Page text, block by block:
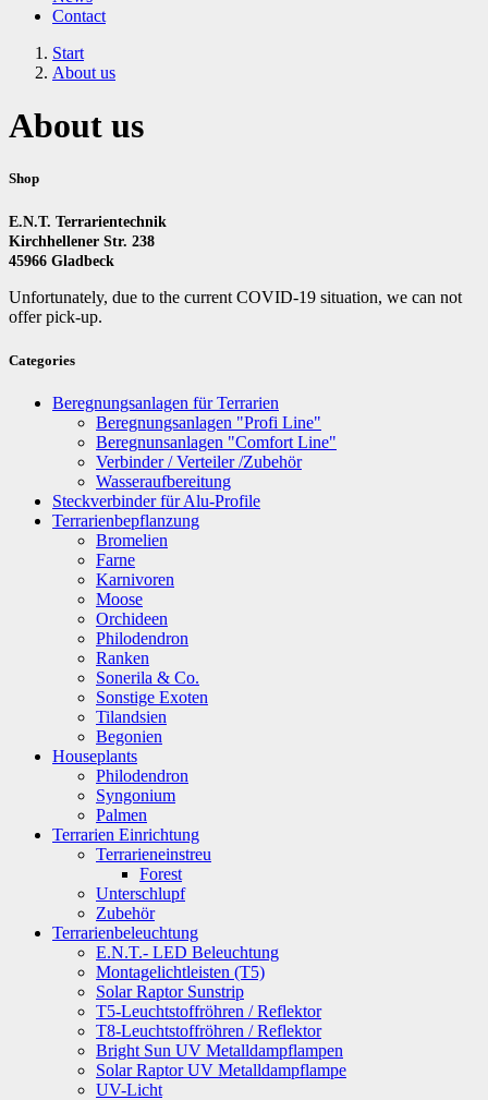
Contact
Start
About us
About us
Shop
E.N.T. Terrarientechnik
Kirchhellener Str. 238
45966 Gladbeck
Unfortunately, due to the current COVID-19 situation, we can not
offer pick-up.
Categories
Beregnungsanlagen für Terrarien
Beregnungsanlagen "Profi Line"
Beregnunsanlagen "Comfort Line"
Verbinder / Verteiler /Zubehör
Wasseraufbereitung
Steckverbinder für Alu-Profile
Terrarienbepflanzung
Bromelien
Farne
Karnivoren
Moose
Orchideen
Philodendron
Ranken
Sonerila & Co.
Sonstige Exoten
Tilandsien
Begonien
Houseplants
Philodendron
Syngonium
Palmen
Terrarien Einrichtung
Terrarieneinstreu
Forest
Unterschlupf
Zubehör
Terrarienbeleuchtung
E.N.T.- LED Beleuchtung
Montagelichtleisten (T5)
Solar Raptor Sunstrip
T5-Leuchtstoffröhren / Reflektor
T8-Leuchtstoffröhren / Reflektor
Bright Sun UV Metalldampflampen
Solar Raptor UV Metalldampflampe
UV-Licht